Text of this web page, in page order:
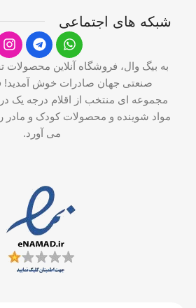
شبکه های اجتماعی
به بیگ وال، فروشگاه آنلاین
صنعتی جهان صادرات خوش آمدید!
مجموعه ای منتخب از اقلام درجه یک
مواد شوینده و محصولات کودک و مادر
می آورد.